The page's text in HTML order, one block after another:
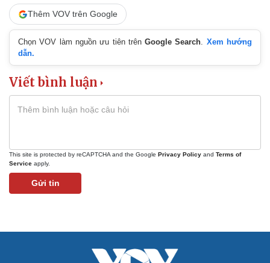
Sản phụ khoa
Nhi khoa
Nam khoa
Làm đẹp - giảm cân
Phòng mạch online
Ăn sạch sống khỏe
Văn hóa
Thêm VOV trên Google
Chọn VOV làm nguồn ưu tiên trênGoogle Search. Xem hướng
dẫn.
Viết bình luận
This site is protected by reCAPTCHA and the Google Privacy Policy and Terms of
Service apply.
Gửi tin